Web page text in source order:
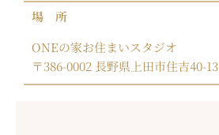
場 所
ONEの家お住まいスタジオ
〒386-0002 長野県上田市住吉40-13